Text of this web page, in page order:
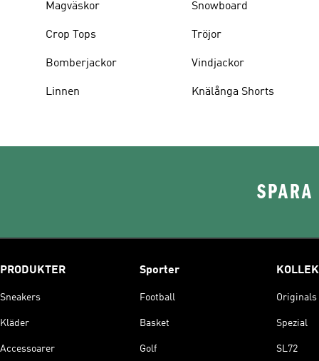
Magväskor
Crop Tops
Bomberjackor
Linnen
Snowboard
Tröjor
Vindjackor
Knälånga Shorts
PRODUKTER
Sneakers
Kläder
Accessoarer
Sporter
Football
Basket
Golf
Originals
Spezial
SL72